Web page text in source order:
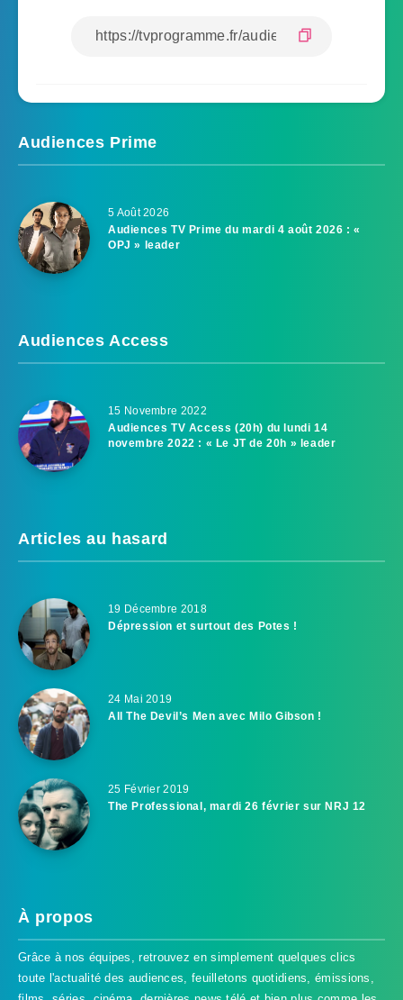
Audiences Prime
5 Août 2026
Audiences TV Prime du mardi 4 août 2026 : «
OPJ » leader
Audiences Access
15 Novembre 2022
Audiences TV Access (20h) du lundi 14
novembre 2022 : « Le JT de 20h » leader
Articles au hasard
19 Décembre 2018
Dépression et surtout des Potes !
24 Mai 2019
All The Devil’s Men avec Milo Gibson !
25 Février 2019
The Professional, mardi 26 février sur NRJ 12
À propos
Grâce à nos équipes, retrouvez en simplement quelques clics
toute l'actualité des audiences, feuilletons quotidiens, émissions,